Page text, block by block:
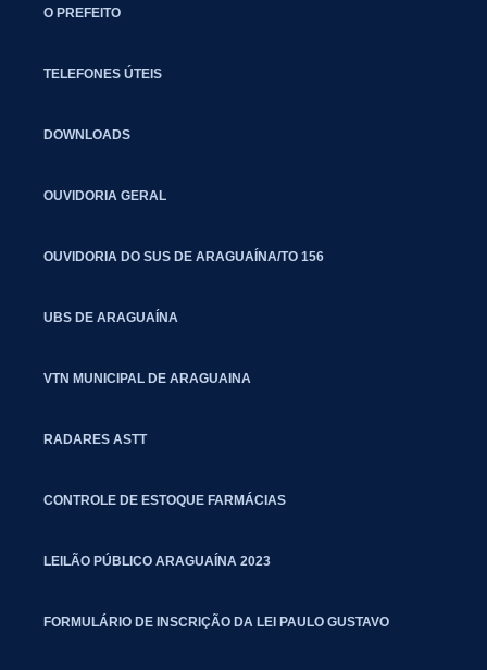
O PREFEITO
TELEFONES ÚTEIS
DOWNLOADS
OUVIDORIA GERAL
OUVIDORIA DO SUS DE ARAGUAÍNA/TO 156
UBS DE ARAGUAÍNA
VTN MUNICIPAL DE ARAGUAINA
RADARES ASTT
CONTROLE DE ESTOQUE FARMÁCIAS
LEILÃO PÚBLICO ARAGUAÍNA 2023
FORMULÁRIO DE INSCRIÇÃO DA LEI PAULO GUSTAVO